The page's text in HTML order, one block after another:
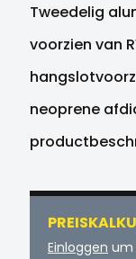
Tweedelig
voorzien van
neoprene
Einloggen um